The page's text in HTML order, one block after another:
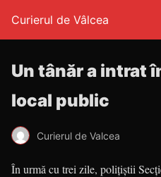
Curierul de Vâlcea
Un tânăr a intrat
local public
Curierul de Valcea
În urmă cu trei zile, poliţiştii